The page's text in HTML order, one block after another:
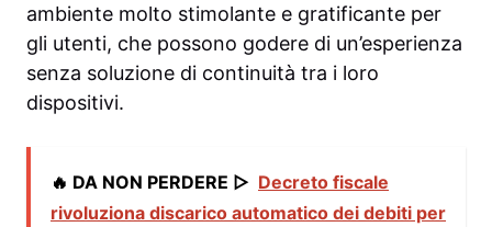
ambiente molto stimolante e gratificante per
gli utenti, che possono godere di un’esperienza
senza soluzione di continuità tra i loro
dispositivi.
🔥 DA NON PERDERE ▷ Decreto fiscale
rivoluziona discarico automatico dei debiti per